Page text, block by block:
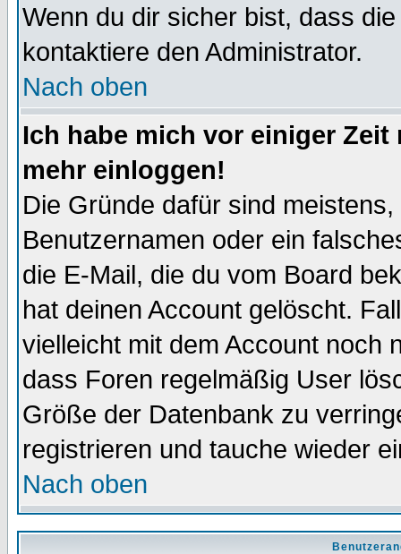
Wenn du dir sicher bist, dass
kontaktiere den Administrator.
Nach oben
Ich habe mich vor einiger
mehr einloggen!
Die Gründe dafür sind
Benutzernamen oder ein
die E-Mail, die du vom Board
hat deinen Account gelöscht.
vielleicht mit dem Account noch
dass Foren regelmäßig User
Größe der Datenbank zu
registrieren und tauche wieder
Nach oben